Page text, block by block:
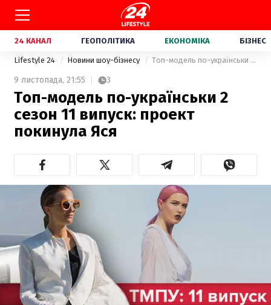
24 КАНАЛ ГЕОПОЛІТИКА ЕКОНОМІКА БІЗНЕС
Lifestyle 24 Новини шоу-бізнесу Топ-модель по-українськи 2 сезон 11 випуск: проект покинула Яся
9 листопада, 21:55 3
Топ-модель по-українськи 2
сезон 11 випуск: проект
покинула Яся